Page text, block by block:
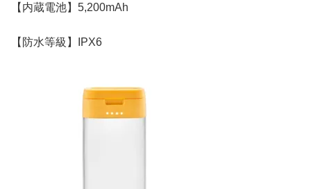
【内蔵電池】5,200mAh
【防水等級】IPX6